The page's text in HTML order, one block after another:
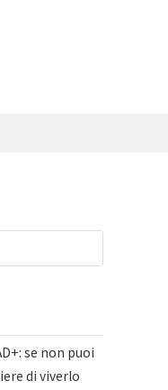
se non puoi
di viverlo